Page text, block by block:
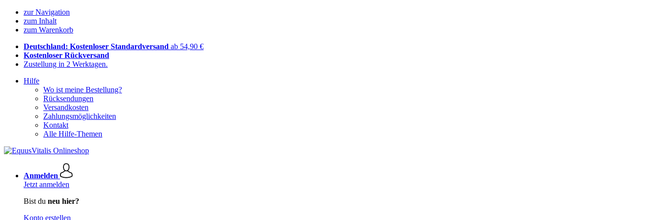
zur Navigation
zum Inhalt
zum Warenkorb
Deutschland: Kostenloser Standardversand ab 54,90 €
Kostenloser Rückversand
Zustellung in 2 Werktagen.
Hilfe
Wo ist meine Bestellung?
Rücksendungen
Versandkosten
Zahlungsmöglichkeiten
Kontakt
Alle Hilfe-Themen
Anmelden
Jetzt anmelden
Bist du neu hier?
Konto erstellen